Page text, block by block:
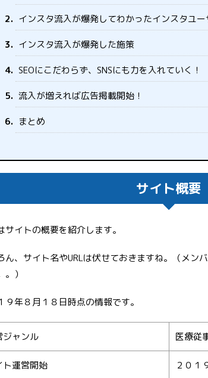
インスタ流入が爆発してわかったインスタユ
インスタ流入が爆発した施策
SEOにこだわらず、SNSにも力を入れていく！
流入が増えれば広告掲載開始！
まとめ
サイト概要
サイトの概要を紹介します。
ん、サイト名やURLは伏せておきますね。（メン
。）
９年８月１８日時点の情報です。
ジャンル 医療従
ト運営開始 ２０１